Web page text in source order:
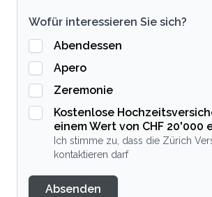
Wofür interessieren Sie sich?
Abendessen
Apero
Zeremonie
Kostenlose
einem Wert von CHF 20'000
Ich stimme zu, dass die Zürich
kontaktieren darf
Absenden